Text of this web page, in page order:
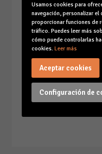
para acceder a la
financiera sin ánimo
objetivo contribuir al
Balears. Finalmente,
Convenios de
expuesto las
entidad ofrece a
Usamos cookies para
navegación, personalizar
proporcionar funciones de
tráfico. Puedes leer más
cómo puede controlarlas
cookies. Leer más
Configuración de
Aceptar cookies